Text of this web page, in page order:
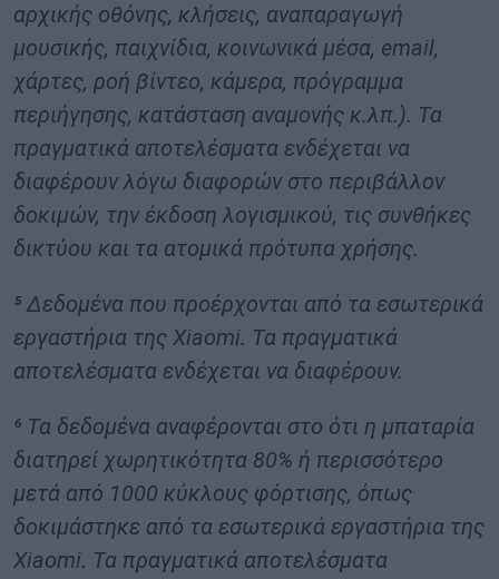
αρχικής οθόνης, κλήσεις, αναπαραγωγή
μουσικής, παιχνίδια, κοινωνικά μέσα, email,
χάρτες, ροή βίντεο, κάμερα, πρόγραμμα
περιήγησης, κατάσταση αναμονής κ.λπ.). Τα
πραγματικά αποτελέσματα ενδέχεται να
διαφέρουν λόγω διαφορών στο περιβάλλον
δοκιμών, την έκδοση λογισμικού, τις συνθήκες
δικτύου και τα ατομικά πρότυπα χρήσης.
⁵ Δεδομένα που προέρχονται από τα εσωτερικά
εργαστήρια της Xiaomi. Τα πραγματικά
αποτελέσματα ενδέχεται να διαφέρουν.
⁶ Τα δεδομένα αναφέρονται στο ότι η μπαταρία
διατηρεί χωρητικότητα 80% ή περισσότερο
μετά από 1000 κύκλους φόρτισης, όπως
δοκιμάστηκε από τα εσωτερικά εργαστήρια της
Xiaomi. Τα πραγματικά αποτελέσματα